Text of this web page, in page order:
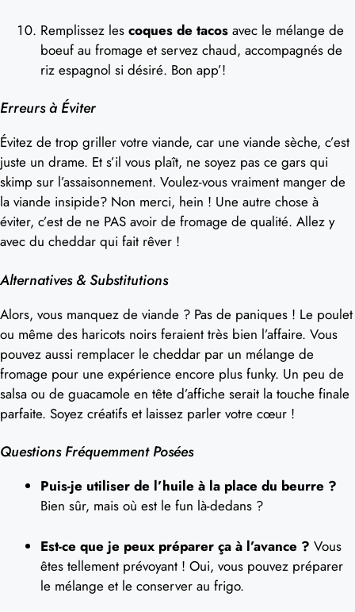
Remplissez les coques de tacos avec le mélange de
boeuf au fromage et servez chaud, accompagnés de
riz espagnol si désiré. Bon app’!
Erreurs à Éviter
Évitez de trop griller votre viande, car une viande sèche, c’est
juste un drame. Et s’il vous plaît, ne soyez pas ce gars qui
skimp sur l’assaisonnement. Voulez-vous vraiment manger de
la viande insipide? Non merci, hein ! Une autre chose à
éviter, c’est de ne PAS avoir de fromage de qualité. Allez y
avec du cheddar qui fait rêver !
Alternatives & Substitutions
Alors, vous manquez de viande ? Pas de paniques ! Le poulet
ou même des haricots noirs feraient très bien l’affaire. Vous
pouvez aussi remplacer le cheddar par un mélange de
fromage pour une expérience encore plus funky. Un peu de
salsa ou de guacamole en tête d’affiche serait la touche finale
parfaite. Soyez créatifs et laissez parler votre cœur !
Questions Fréquemment Posées
Puis-je utiliser de l’huile à la place du beurre ?
Bien sûr, mais où est le fun là-dedans ?
Est-ce que je peux préparer ça à l’avance ? Vous
êtes tellement prévoyant ! Oui, vous pouvez préparer
le mélange et le conserver au frigo.